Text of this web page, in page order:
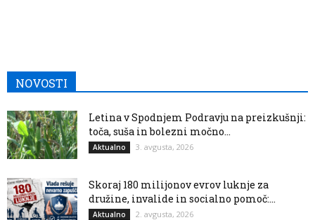
NOVOSTI
Letina v Spodnjem Podravju na preizkušnji:
toča, suša in bolezni močno...
Aktualno 3. avgusta, 2026
Skoraj 180 milijonov evrov luknje za
družine, invalide in socialno pomoč:...
Aktualno 2. avgusta, 2026